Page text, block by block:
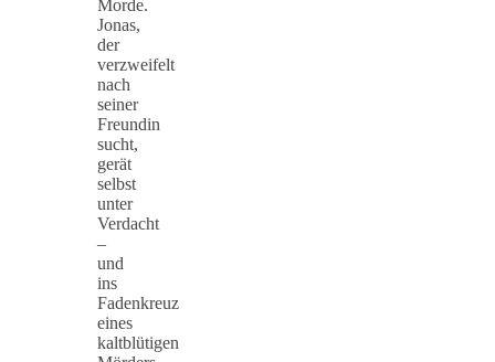
Morde.
Jonas,
der
verzweifelt
nach
seiner
Freundin
sucht,
gerät
selbst
unter
Verdacht
–
und
ins
Fadenkreuz
eines
kaltblütigen